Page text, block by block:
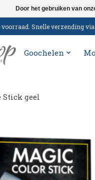
Snelle verzending
Goochelen
Stick geel
Door het gebruiken van